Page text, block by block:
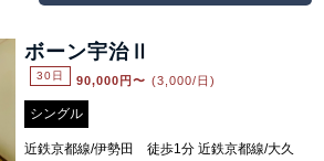
ボーン宇治Ⅱ
30日 90,000 円〜 (3,000/日)
シングル
近鉄京都線/伊勢田 徒歩1分 近鉄京都線/大久